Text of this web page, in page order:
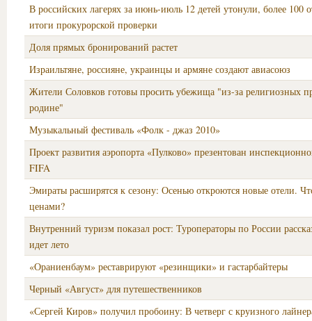
В российских лагерях за июнь-июль 12 детей утонули, более 100
итоги прокурорской проверки
Доля прямых бронирований растет
Израильтяне, россияне, украинцы и армяне создают авиасоюз
Жители Соловков готовы просить убежища "из-за религиозных
родине"
Музыкальный фестиваль «Фолк - джаз 2010»
Проект развития аэропорта «Пулково» презентован
FIFA
Эмираты расширятся к сезону: Осенью откроются новые отели.
ценами?
Внутренний туризм показал рост: Туроператоры по России
идет лето
«Ораниенбаум» реставрируют «резинщики» и гастарбайтеры
Черный «Август» для путешественников
«Сергей Киров» получил пробоину: В четверг с круизного